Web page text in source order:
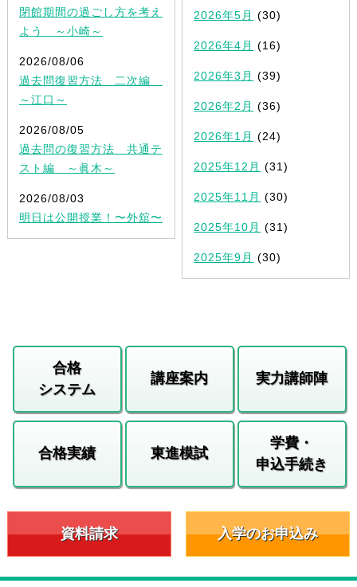
閉館期間の過ごし方を考え
よう ～小崎～
2026/08/06
過去問復習方法 二次編
～江口～
2026/08/05
過去問の復習方法 共通テ
スト編 ～眞木～
2026/08/03
明日は公開授業！〜外舘〜
2026年5月 (30)
2026年4月 (16)
2026年3月 (39)
2026年2月 (36)
2026年1月 (24)
2025年12月 (31)
2025年11月 (30)
2025年10月 (31)
2025年9月 (30)
合格
システム
講座案内 実力講師陣
合格実績 東進模試
学費・
申込手続き
資料請求 入学のお申込み